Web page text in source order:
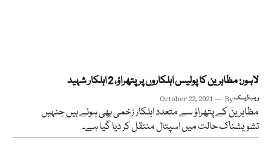
لاہور: مظاہرین کا پولیس اہلکاروں پر پتھراؤ، 2 اہلکار شہید
October 22, 2021 Byویب ڈیسک
مظاہرین کے پتھراؤ سے متعدد اہلکار زخمی بھی ہوئے ہیں جنہیں
تشویشناک حالت میں اسپتال منتقل کر دیا گیا ہے۔